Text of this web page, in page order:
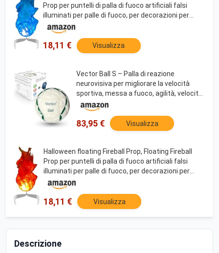
Prop per puntelli di palla di fuoco artificiali falsi
illuminati per palle di fuoco, per decorazioni per
feste di Halloween-carbon black
18,11 € Visualizza
Vector Ball S – Palla di reazione
neurovisiva per migliorare la velocità
sportiva, messa a fuoco, agilità, velocità,
coordinazione occhio-mano,
impermeabile, allenatore di riflessi che
cambiano colore
83,95 € Visualizza
Halloween floating Fireball Prop, Floating Fireball
Prop per puntelli di palla di fuoco artificiali falsi
illuminati per palle di fuoco, per decorazioni per
feste di Halloween-Flame
18,11 € Visualizza
Descrizione